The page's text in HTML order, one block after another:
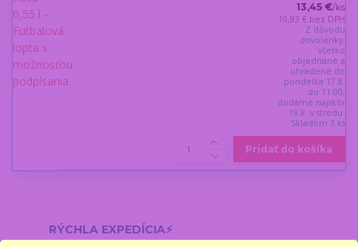
13,45 €/ks
10,93 € bez DPH
Z dôvodu
dovolenky,
všetko
objednané a
uhradené do
pondelka 17.8.
do 11:00,
dodáme najskôr
19.8. v stredu.
Skladom 3 ks
Pridať do košíka
RÝCHLA EXPEDÍCIA⚡